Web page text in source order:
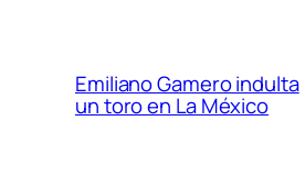
Emiliano Gamero indulta
un toro en La México